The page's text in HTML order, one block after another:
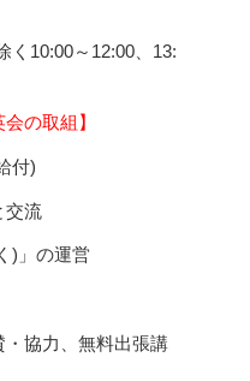
く10:00～12:00、13:
の取組】
付)
交流
)」の運営
・協力、無料出張講